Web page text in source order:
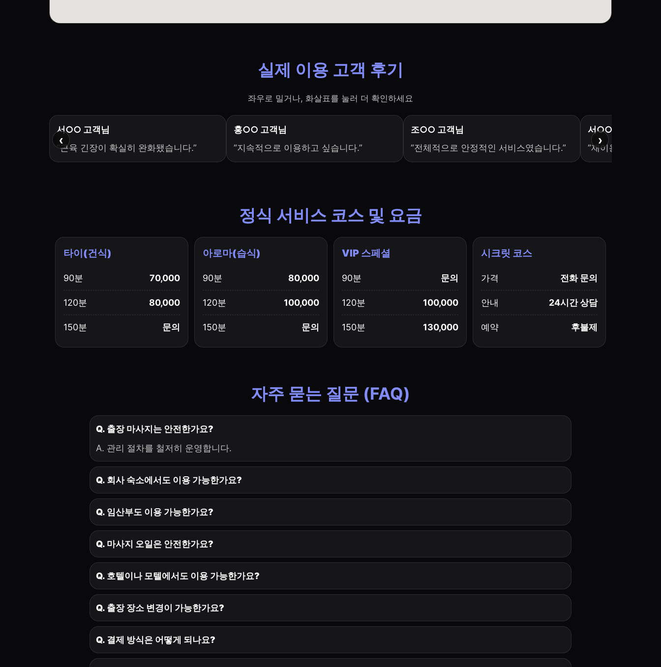
실제 이용 고객 후기
좌우로 밀거나, 화살표를 눌러 더 확인하세요
‹
서○○ 고객님
“근육 긴장이 확실히 완화됐습니다.”
홍○○ 고객님
“지속적으로 이용하고 싶습니다.”
조○○ 고객님
“전체적으로 안정적인 서비스였습니다.”
서○○ 고객님
“재이용 의사 충분
›
정식 서비스 코스 및 요금
타이(건식)
90분 70,000
120분 80,000
150분 문의
아로마(습식)
90분 80,000
120분 100,000
150분 문의
VIP 스페셜
90분 문의
120분 100,000
150분 130,000
시크릿 코스
가격 전화 문의
안내 24시간 상담
예약 후불제
자주 묻는 질문 (FAQ)
Q. 출장 마사지는 안전한가요?
A. 관리 절차를 철저히 운영합니다.
Q. 회사 숙소에서도 이용 가능한가요?
Q. 임산부도 이용 가능한가요?
Q. 마사지 오일은 안전한가요?
Q. 호텔이나 모텔에서도 이용 가능한가요?
Q. 출장 장소 변경이 가능한가요?
Q. 결제 방식은 어떻게 되나요?